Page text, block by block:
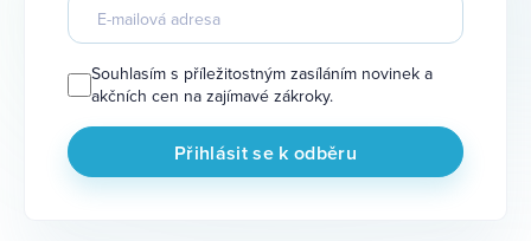
Souhlasím s příležitostným zasíláním novinek a
akčních cen na zajímavé zákroky.